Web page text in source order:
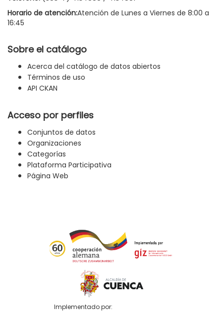
Horario de atención:Atención de Lunes a Viernes de 8:00 a
16:45
Sobre el catálogo
Acerca del catálogo de datos abiertos
Términos de uso
API CKAN
Acceso por perfiles
Conjuntos de datos
Organizaciones
Categorías
Plataforma Participativa
Página Web
Implementado por: